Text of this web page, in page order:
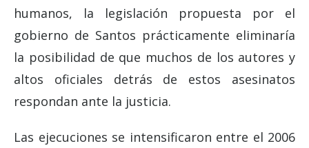
humanos, la legislación propuesta por el
gobierno de Santos prácticamente eliminaría
la posibilidad de que muchos de los autores y
altos oficiales detrás de estos asesinatos
respondan ante la justicia.
Las ejecuciones se intensificaron entre el 2006